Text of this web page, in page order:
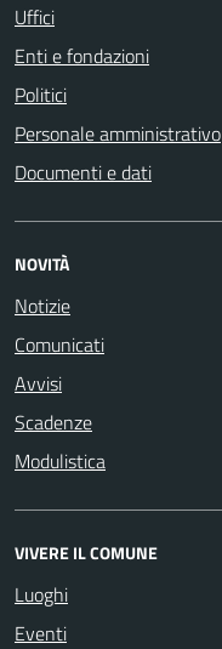
Uffici
Enti e fondazioni
Politici
Personale amministrativo
Documenti e dati
NOVITÀ
Notizie
Comunicati
Avvisi
Scadenze
Modulistica
VIVERE IL COMUNE
Luoghi
Eventi